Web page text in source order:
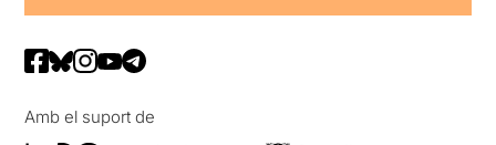
Amb el suport de